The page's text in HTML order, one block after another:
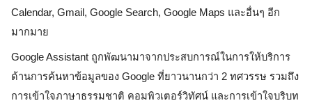
Calendar, Gmail, Google Search, Google Maps และอื่นๆ อีก
มากมาย
Google Assistant ถูกพัฒนามาจากประสบการณ์ในการให้บริการ
ด้านการค้นหาข้อมูลของ Google ที่ยาวนานกว่า 2 ทศวรรษ รวมถึง
การเข้าใจภาษาธรรมชาติ คอมพิวเตอร์วิทัศน์ และการเข้าใจบริบท